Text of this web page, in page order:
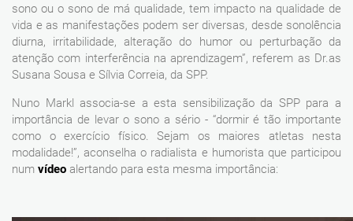
sono ou o sono de má qualidade, tem impacto na qualidade de
vida e as manifestações podem ser diversas, desde sonolência
diurna, irritabilidade, alteração do humor ou perturbação da
atenção com interferência na aprendizagem”, referem as Dr.as
Susana Sousa e Sílvia Correia, da SPP.
Nuno Markl associa-se a esta sensibilização da SPP para a
importância de levar o sono a sério - “dormir é tão importante
como o exercício físico. Sejam os maiores atletas nesta
modalidade!”, aconselha o radialista e humorista que participou
num vídeo alertando para esta mesma importância: